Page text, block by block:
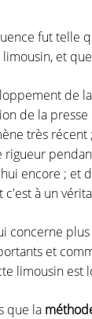
fut telle
et
de
de la
très récent
rigueur
encore ; et
c'est à un
concerne
et
limousin est
que la